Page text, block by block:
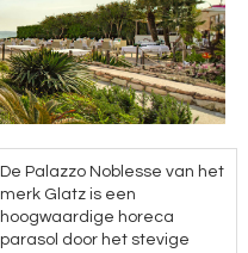
De Palazzo Noblesse van het
merk Glatz is een
hoogwaardige horeca
parasol door het stevige